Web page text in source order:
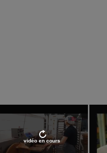
vidéo en cours